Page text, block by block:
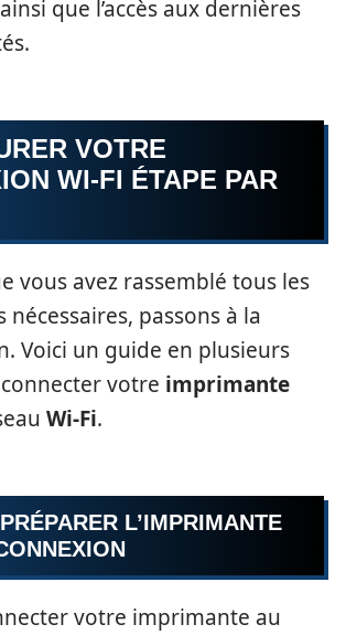
que l’accès aux dernières
VOTRE
WI-FI ÉTAPE PAR
vous avez rassemblé tous les
passons à la
Voici un guide en plusieurs
votre imprimante
Wi-Fi.
L’IMPRIMANTE
votre imprimante au